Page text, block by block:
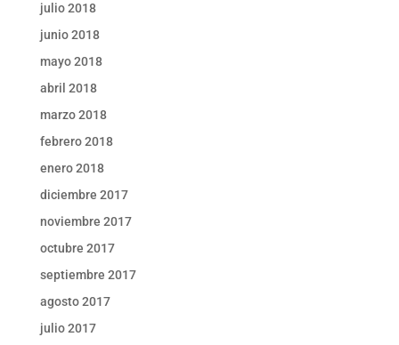
julio 2018
junio 2018
mayo 2018
abril 2018
marzo 2018
febrero 2018
enero 2018
diciembre 2017
noviembre 2017
octubre 2017
septiembre 2017
agosto 2017
julio 2017